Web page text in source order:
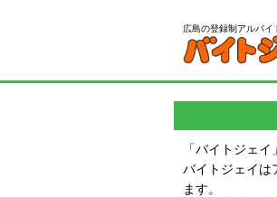
広島の登録制アルバイ
「バイトジェ
バイトジェイは
ます。